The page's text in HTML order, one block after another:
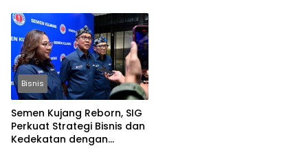
Bisnis
Semen Kujang Reborn, SIG
Perkuat Strategi Bisnis dan
Kedekatan dengan